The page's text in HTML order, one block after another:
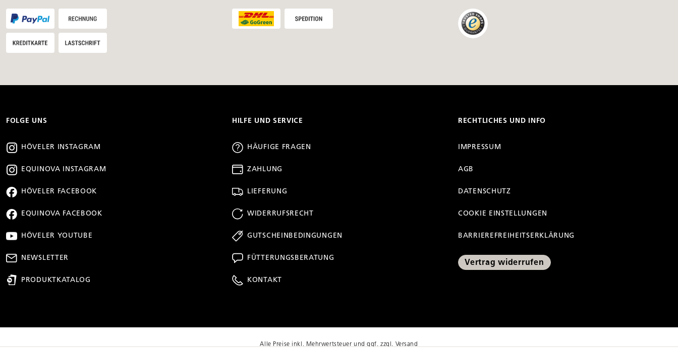
FOLGE UNS
HÖVELER INSTAGRAM
EQUINOVA INSTAGRAM
HÖVELER FACEBOOK
EQUINOVA FACEBOOK
HÖVELER YOUTUBE
NEWSLETTER
PRODUKTKATALOG
HILFE UND SERVICE
HÄUFIGE FRAGEN
ZAHLUNG
LIEFERUNG
WIDERRUFSRECHT
GUTSCHEINBEDINGUNGEN
FÜTTERUNGSBERATUNG
KONTAKT
RECHTLICHES UND INFO
IMPRESSUM
AGB
DATENSCHUTZ
COOKIE EINSTELLUNGEN
BARRIEREFREIHEITSERKLÄRUNG
Vertrag widerrufen
Alle Preise inkl. Mehrwertsteuer und ggf. zzgl. Versand